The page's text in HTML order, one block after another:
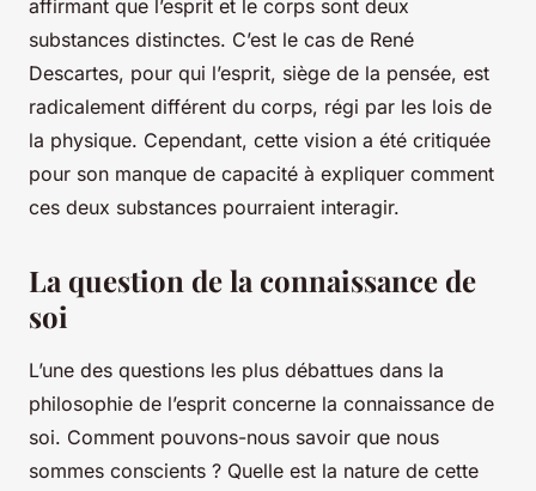
affirmant que l’esprit et le corps sont deux
substances distinctes. C’est le cas de René
Descartes, pour qui l’esprit, siège de la pensée, est
radicalement différent du corps, régi par les lois de
la physique. Cependant, cette vision a été critiquée
pour son manque de capacité à expliquer comment
ces deux substances pourraient interagir.
La question de la connaissance de
soi
L’une des questions les plus débattues dans la
philosophie de l’esprit concerne la connaissance de
soi. Comment pouvons-nous savoir que nous
sommes conscients ? Quelle est la nature de cette